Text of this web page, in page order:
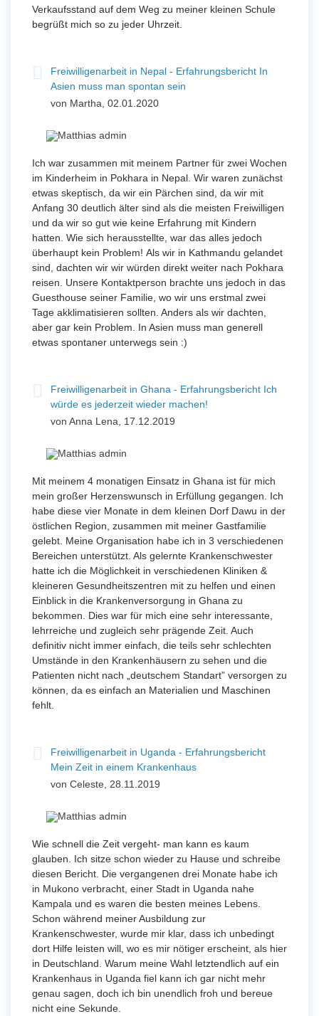
Verkaufsstand auf dem Weg zu meiner kleinen Schule
begrüßt mich so zu jeder Uhrzeit.
Freiwilligenarbeit in Nepal - Erfahrungsbericht In
Asien muss man spontan sein
von Martha, 02.01.2020
Ich war zusammen mit meinem Partner für zwei Wochen
im Kinderheim in Pokhara in Nepal. Wir waren zunächst
etwas skeptisch, da wir ein Pärchen sind, da wir mit
Anfang 30 deutlich älter sind als die meisten Freiwilligen
und da wir so gut wie keine Erfahrung mit Kindern
hatten. Wie sich herausstellte, war das alles jedoch
überhaupt kein Problem! Als wir in Kathmandu gelandet
sind, dachten wir wir würden direkt weiter nach Pokhara
reisen. Unsere Kontaktperson brachte uns jedoch in das
Guesthouse seiner Familie, wo wir uns erstmal zwei
Tage akklimatisieren sollten. Anders als wir dachten,
aber gar kein Problem. In Asien muss man generell
etwas spontaner unterwegs sein :)
Freiwilligenarbeit in Ghana - Erfahrungsbericht Ich
würde es jederzeit wieder machen!
von Anna Lena, 17.12.2019
Mit meinem 4 monatigen Einsatz in Ghana ist für mich
mein großer Herzenswunsch in Erfüllung gegangen. Ich
habe diese vier Monate in dem kleinen Dorf Dawu in der
östlichen Region, zusammen mit meiner Gastfamilie
gelebt. Meine Organisation habe ich in 3 verschiedenen
Bereichen unterstützt. Als gelernte Krankenschwester
hatte ich die Möglichkeit in verschiedenen Kliniken &
kleineren Gesundheitszentren mit zu helfen und einen
Einblick in die Krankenversorgung in Ghana zu
bekommen. Dies war für mich eine sehr interessante,
lehrreiche und zugleich sehr prägende Zeit. Auch
definitiv nicht immer einfach, die teils sehr schlechten
Umstände in den Krankenhäusern zu sehen und die
Patienten nicht nach „deutschem Standart” versorgen zu
können, da es einfach an Materialien und Maschinen
fehlt.
Freiwilligenarbeit in Uganda - Erfahrungsbericht
Mein Zeit in einem Krankenhaus
von Celeste, 28.11.2019
Wie schnell die Zeit vergeht- man kann es kaum
glauben. Ich sitze schon wieder zu Hause und schreibe
diesen Bericht. Die vergangenen drei Monate habe ich
in Mukono verbracht, einer Stadt in Uganda nahe
Kampala und es waren die besten meines Lebens.
Schon während meiner Ausbildung zur
Krankenschwester, wurde mir klar, dass ich unbedingt
dort Hilfe leisten will, wo es mir nötiger erscheint, als hier
in Deutschland. Warum meine Wahl letztendlich auf ein
Krankenhaus in Uganda fiel kann ich gar nicht mehr
genau sagen, doch ich bin unendlich froh und bereue
nicht eine Sekunde.